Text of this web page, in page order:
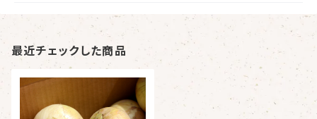
最近チェックした商品